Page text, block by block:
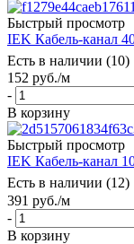
Быстрый просмотр
IEK Кабель-канал
Есть в наличии (10)
152 руб./м
-
В корзину
Быстрый просмотр
IEK Кабель-канал
Есть в наличии (12)
391 руб./м
-
В корзину